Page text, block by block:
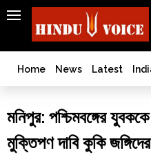
SEARCH
India
Bangladesh
West
World
History
Home News Latest
মনিপুর: পশ্চিমবঙ্গের
মুক্তিপণ দাবি কুকি জঙ্গিদের